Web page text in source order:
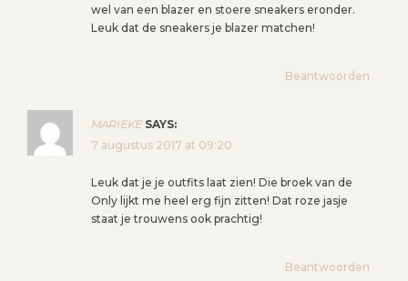
wel van een blazer en stoere sneakers eronder.
Leuk dat de sneakers je blazer matchen!
Beantwoorden
MARIEKE SAYS:
7 augustus 2017 at 09:20
Leuk dat je je outfits laat zien! Die broek van de
Only lijkt me heel erg fijn zitten! Dat roze jasje
staat je trouwens ook prachtig!
Beantwoorden